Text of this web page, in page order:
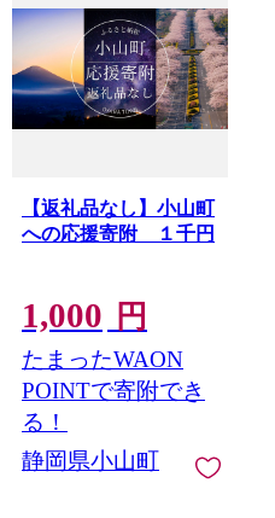
【返礼品なし】小山町
への応援寄附 １千円
1,000 円
たまったWAON
POINTで寄附でき
る！
静岡県小山町